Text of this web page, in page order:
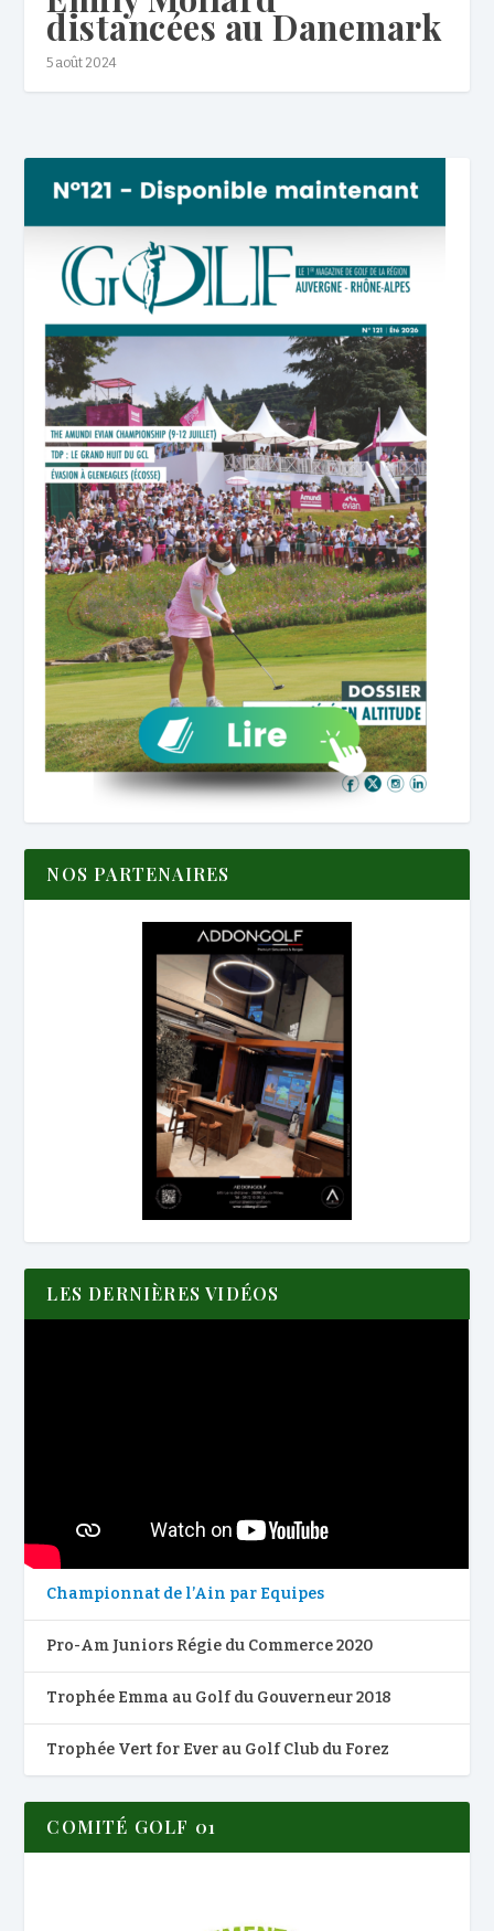
distancées au Danemark
5 août 2024
NOS PARTENAIRES
LES DERNIÈRES VIDÉOS
Championnat de l’Ain par Equipes
Pro-Am Juniors Régie du Commerce 2020
Trophée Emma au Golf du Gouverneur 2018
Trophée Vert for Ever au Golf Club du Forez
COMITÉ GOLF 01